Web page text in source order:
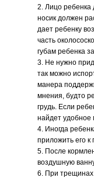
2. Лицо ребенка
носик должен
дает ребенку
часть
губам ребенка
3. Не нужно
так можно
манера
мнения, будто
грудь. Если
найдет удобное
4. Иногда
приложить его к
5. После
воздушную
6. При трещинах